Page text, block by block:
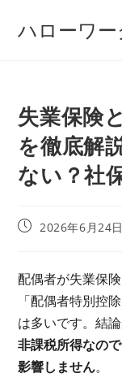
ハローワ
失業保険
を徹底解
ない？社
投
開
日:
2026年6月24日
配偶者が失業保
「配偶者特別控
は多いです。結論
非課税所得なの
影響しません。